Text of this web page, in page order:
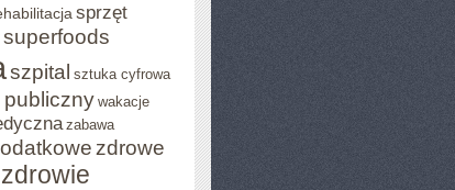
sprzęt
superfoods
szpital sztuka cyfrowa
wakacje
zabawa
zdrowe
zdrowie